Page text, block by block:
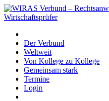
Der Verbund
Weltweit
Von Kollege zu Kollege
Gemeinsam stark
Termine
Login